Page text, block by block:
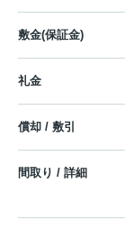
敷金(保証金)
礼金
償却 / 敷引
間取り / 詳細